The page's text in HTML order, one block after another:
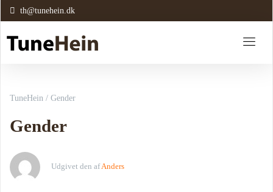
th@tunehein.dk
TuneHein / Gender
Gender
Udgivet den afAnders